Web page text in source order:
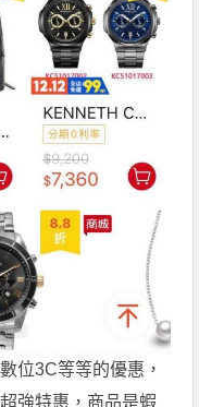
位3C等等的優惠，
強特惠，商品是蝦